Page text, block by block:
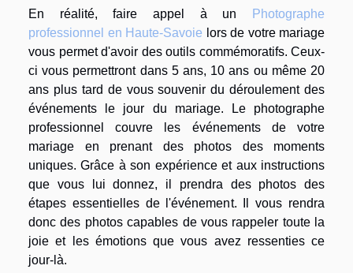
En réalité, faire appel à un
Photographe
professionnel en Haute-Savoie lors de votre mariage
vous permet d'avoir des outils commémoratifs. Ceux-
ci vous permettront dans 5 ans, 10 ans ou même 20
ans plus tard de vous souvenir du déroulement des
événements le jour du mariage. Le photographe
professionnel couvre les événements de votre
mariage en prenant des photos des moments
uniques. Grâce à son expérience et aux instructions
que vous lui donnez, il prendra des photos des
étapes essentielles de l'événement. Il vous rendra
donc des photos capables de vous rappeler toute la
joie et les émotions que vous avez ressenties ce
jour-là.